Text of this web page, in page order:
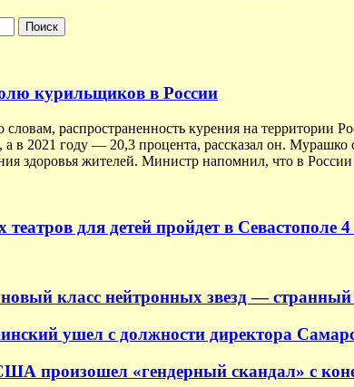
курильщиков в России
распространенность курения на территории
а в 2021 году — 20,3 процента, рассказал он. Мурашко
здоровья жителей. Министр напомнил, что в
для детей пройдет в Севастополе
класс нейтронных звезд — странный
ушел с должности директора
произошел «гендерный скандал» с